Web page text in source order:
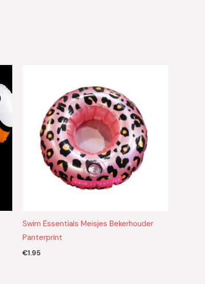
Swim Essentials Meisjes Bekerhouder
Panterprint
€1.95